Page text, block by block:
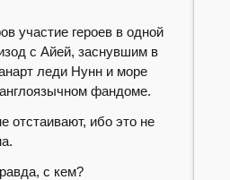
участие героев в одной
с Айей, заснувшим в
леди Нунн и море
фандоме.
отстаивают, ибо это не
с кем?